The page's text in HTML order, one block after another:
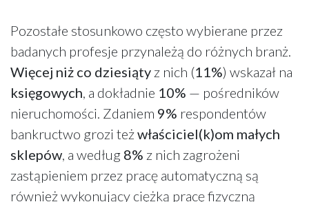
Pozostałe stosunkowo często wybierane przez
badanych profesje przynależą do różnych branż.
Więcej niż co dziesiąty z nich (11%) wskazał na
księgowych , a dokładnie 10% — pośredników
nieruchomości. Zdaniem 9% respondentów
bankructwo grozi teżwłaściciel(k)om małych
sklepów , a według 8% z nich zagrożeni
zastąpieniem przez pracę automatyczną są
również wykonujący ciężką pracę fizyczną